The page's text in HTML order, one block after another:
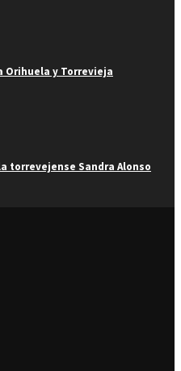
Orihuela y Torrevieja
torrevejense Sandra Alonso